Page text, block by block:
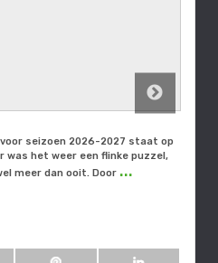
seizoen 2026-2027 staat op
was het weer een flinke puzzel,
meer dan ooit. Door ...